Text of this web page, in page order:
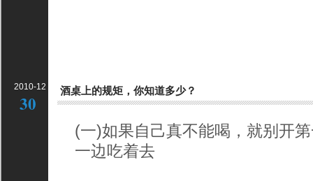
2010-12
30
酒桌上的规矩，你知道多少？
(一)如果自己真不能喝，就别开
一边吃着去­